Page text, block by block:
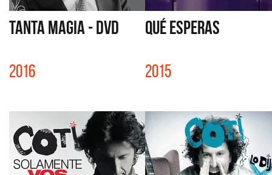
TANTA MAGIA - DVD
2016
QUÉ ESPERAS
2015